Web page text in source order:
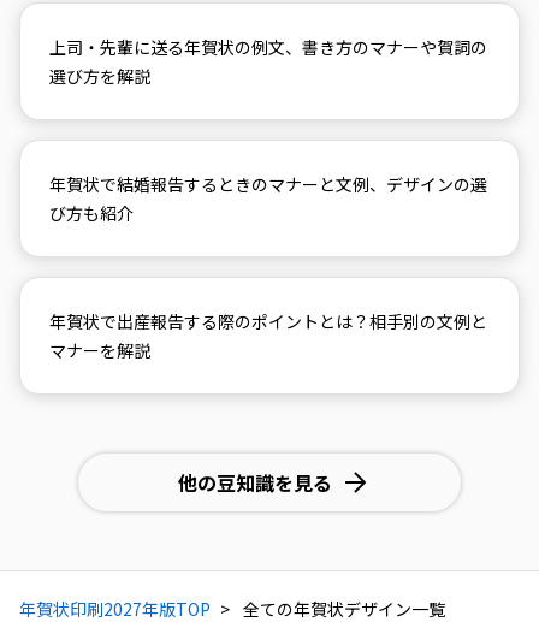
上司・先輩に送る年賀状の例文、書き方のマナーや賀詞の
選び方を解説
年賀状で結婚報告するときのマナーと文例、デザインの選
び方も紹介
年賀状で出産報告する際のポイントとは？相手別の文例と
マナーを解説
他の豆知識を見る
年賀状印刷2027年版TOP 全ての年賀状デザイン一覧